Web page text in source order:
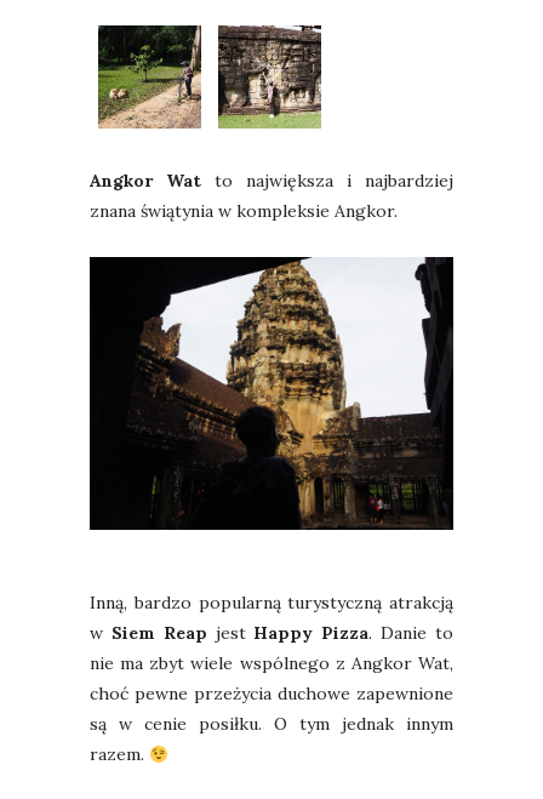
Angkor Wat to największa i najbardziej
znana świątynia w kompleksie Angkor.
Inną, bardzo popularną turystyczną atrakcją
w Siem Reap jest Happy Pizza. Danie to
nie ma zbyt wiele wspólnego z Angkor Wat,
choć pewne przeżycia duchowe zapewnione
są w cenie posiłku. O tym jednak innym
razem.